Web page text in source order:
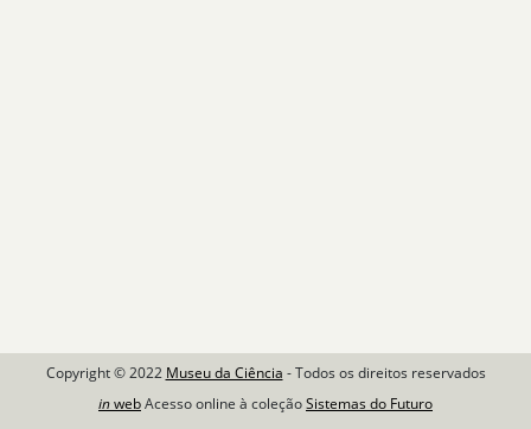
Copyright © 2022 Museu da Ciência - Todos os direitos reservados
inwebAcesso online à coleçãoSistemas do Futuro